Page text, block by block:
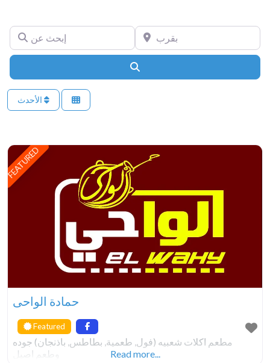
إبحث عن بقرب
FEATURED
حمادة الواحى
Featured
مطعم اكلات شعبيه (فول, طعمية, بطاطس, باذنجان) جوده
وطعم اصيل
Read more...